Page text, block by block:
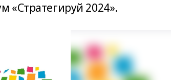
«Стратегируй 2024».